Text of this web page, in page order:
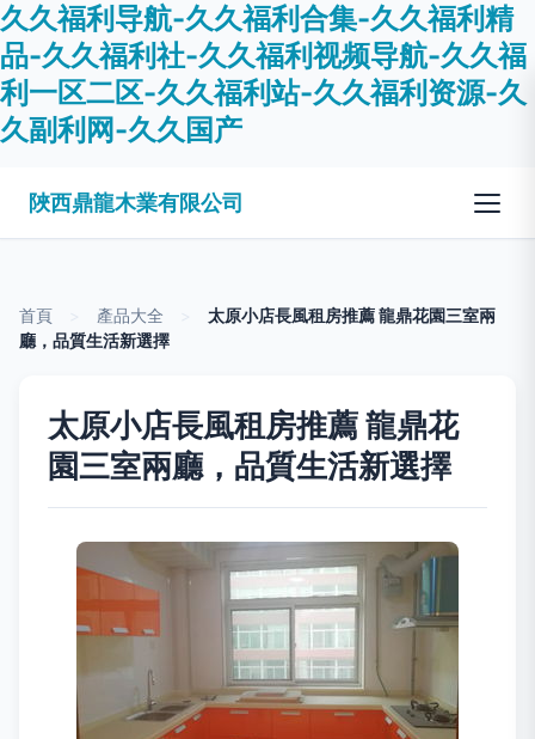
久久福利导航-久久福利合集-久久福利精
品-久久福利社-久久福利视频导航-久久福
利一区二区-久久福利站-久久福利资源-久
久副利网-久久国产
陜西鼎龍木業有限公司
首頁 產品大全
太原小店長風租房推薦 龍鼎花園三室兩
廳，品質生活新選擇
太原小店長風租房推薦 龍鼎花
園三室兩廳，品質生活新選擇